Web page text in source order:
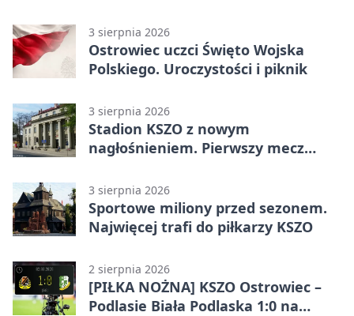
3 sierpnia 2026
Ostrowiec uczci Święto Wojska
Polskiego. Uroczystości i piknik
3 sierpnia 2026
Stadion KSZO z nowym
nagłośnieniem. Pierwszy mecz
3 sierpnia 2026
Sportowe miliony przed sezonem.
Najwięcej trafi do piłkarzy KSZO
2 sierpnia 2026
[PIŁKA NOŻNA] KSZO Ostrowiec –
Podlasie Biała Podlaska 1:0 na